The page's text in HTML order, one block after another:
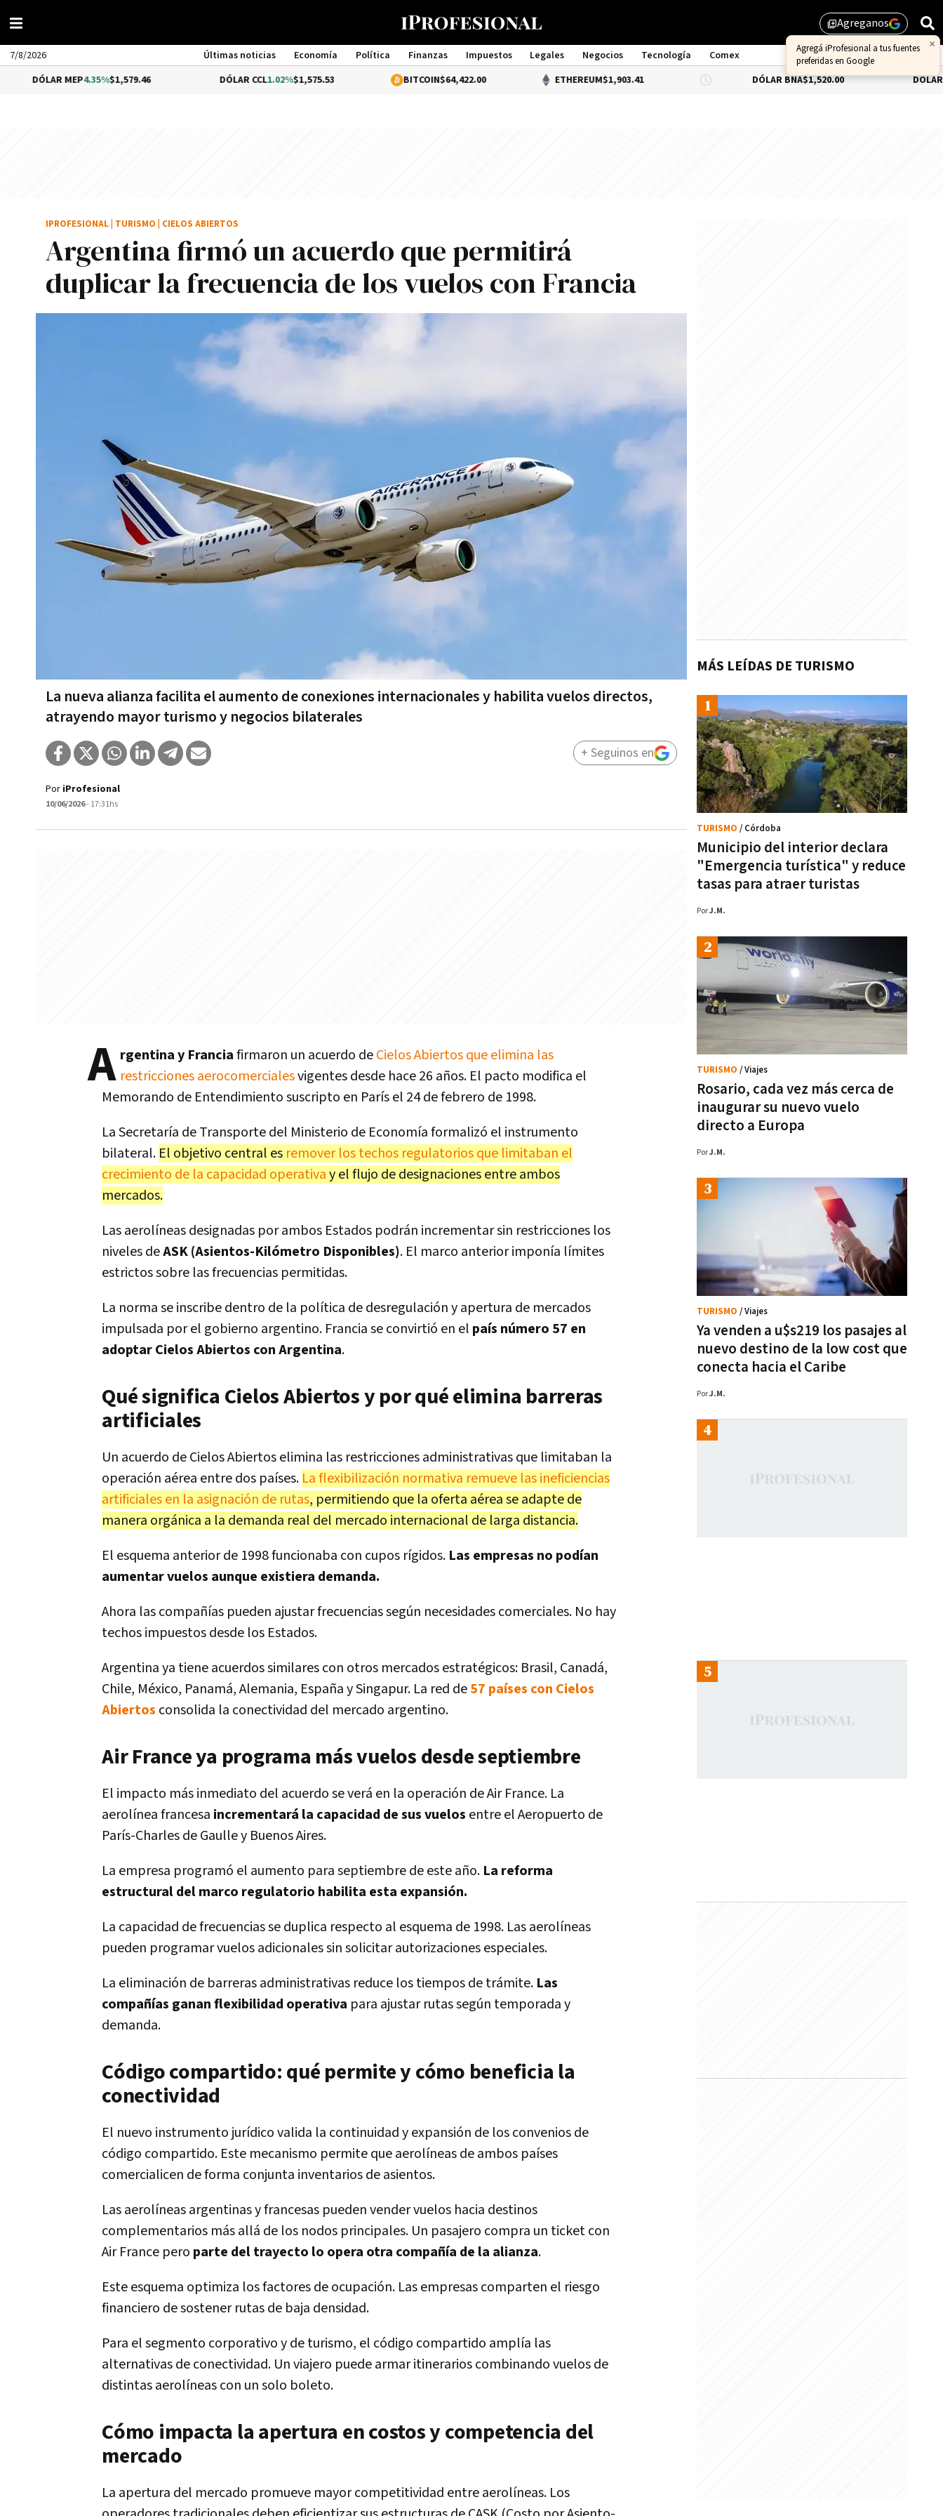
library_addAgreganos
×
Agregá iProfesional a tus fuentes
preferidas en Google
7/8/2026 Últimas noticias Economía Política Finanzas Impuestos Legales Negocios Tecnología
Comex
Management
DÓLAR MEP4.35%$1,579.46 DÓLAR CCL1.02%$1,575.53 BITCOIN$64,422.00 ETHEREUM$1,903.41 DÓLAR BNA$1,520.00 DÓLAR BLUE-
Argentina firmó un acuerdo que permitirá
duplicar la frecuencia de los vuelos con Francia
La nueva alianza facilita el aumento de conexiones internacionales y habilita vuelos directos,
atrayendo mayor turismo y negocios bilaterales
IPROFESIONAL TURISMO CIELOS ABIERTOS
Por iProfesional
10/06/2026- 17:31hs
+ Seguinos en
A rgentina y Franciafirmaron un acuerdo deCielos Abiertos que elimina las
restricciones aerocomercialesvigentes desde hace 26 años. El pacto modifica el
Memorando de Entendimiento suscripto en París el 24 de febrero de 1998.
La Secretaría de Transporte del Ministerio de Economía formalizó el instrumento
bilateral. El objetivo central es remover los techos regulatorios que limitaban el
crecimiento de la capacidad operativay el flujo de designaciones entre ambos
mercados.
Las aerolíneas designadas por ambos Estados podrán incrementar sin restricciones los
niveles deASK (Asientos-Kilómetro Disponibles). El marco anterior imponía límites
estrictos sobre las frecuencias permitidas.
La norma se inscribe dentro de la política de desregulación y apertura de mercados
impulsada por el gobierno argentino. Francia se convirtió en el país número 57 en
adoptar Cielos Abiertos con Argentina.
Qué significa Cielos Abiertos y por qué elimina barreras
artificiales
Un acuerdo de Cielos Abiertos elimina las restricciones administrativas que limitaban la
operación aérea entre dos países. La flexibilización normativa remueve las ineficiencias
artificiales en la asignación de rutas, permitiendo que la oferta aérea se adapte de
manera orgánica a la demanda real del mercado internacional de larga distancia.
El esquema anterior de 1998 funcionaba con cupos rígidos. Las empresas no podían
aumentar vuelos aunque existiera demanda.
Ahora las compañías pueden ajustar frecuencias según necesidades comerciales. No hay
techos impuestos desde los Estados.
Argentina ya tiene acuerdos similares con otros mercados estratégicos: Brasil, Canadá,
Chile, México, Panamá, Alemania, España y Singapur. La red de57 países con Cielos
Abiertos consolida la conectividad del mercado argentino.
Air France ya programa más vuelos desde septiembre
El impacto más inmediato del acuerdo se verá en la operación de Air France. La
aerolínea francesa incrementará la capacidad de sus vuelos entre el Aeropuerto de
París-Charles de Gaulle y Buenos Aires.
La empresa programó el aumento para septiembre de este año. La reforma
estructural del marco regulatorio habilita esta expansión.
La capacidad de frecuencias se duplica respecto al esquema de 1998. Las aerolíneas
pueden programar vuelos adicionales sin solicitar autorizaciones especiales.
La eliminación de barreras administrativas reduce los tiempos de trámite. Las
compañías ganan flexibilidad operativa para ajustar rutas según temporada y
demanda.
Código compartido: qué permite y cómo beneficia la
conectividad
El nuevo instrumento jurídico valida la continuidad y expansión de los convenios de
código compartido. Este mecanismo permite que aerolíneas de ambos países
comercialicen de forma conjunta inventarios de asientos.
Las aerolíneas argentinas y francesas pueden vender vuelos hacia destinos
complementarios más allá de los nodos principales. Un pasajero compra un ticket con
Air France pero parte del trayecto lo opera otra compañía de la alianza.
Este esquema optimiza los factores de ocupación. Las empresas comparten el riesgo
financiero de sostener rutas de baja densidad.
Para el segmento corporativo y de turismo, el código compartido amplía las
alternativas de conectividad. Un viajero puede armar itinerarios combinando vuelos de
distintas aerolíneas con un solo boleto.
Cómo impacta la apertura en costos y competencia del
mercado
La apertura del mercado promueve mayor competitividad entre aerolíneas. Los
MÁS LEÍDAS DE TURISMO
Municipio del interior declara
"Emergencia turística" y reduce
tasas para atraer turistas
TURISMO / Córdoba
PorJ.M.
Rosario, cada vez más cerca de
inaugurar su nuevo vuelo
directo a Europa
TURISMO / Viajes
PorJ.M.
Ya venden a u$s219 los pasajes al
nuevo destino de la low cost que
conecta hacia el Caribe
TURISMO / Viajes
PorJ.M.